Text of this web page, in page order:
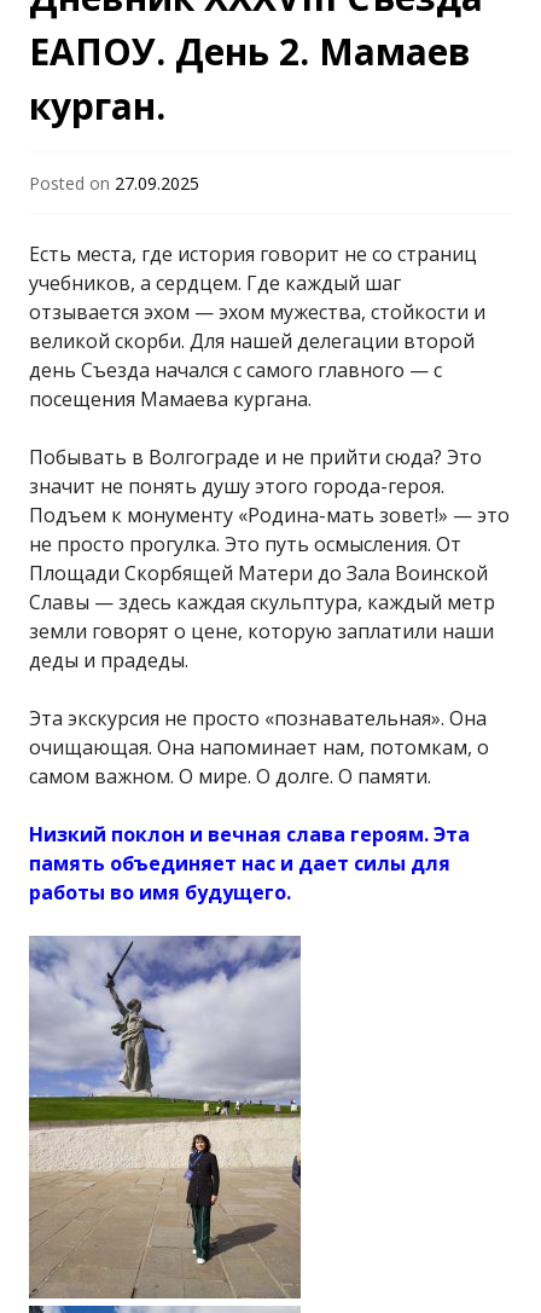
"Гродненский
государственный
университет имени
Янки Купалы"
ЕАПОУ. День 2. Мамаев
курган.
Posted on 27.09.2025
Есть места, где история говорит не со страниц
учебников, а сердцем. Где каждый шаг
отзывается эхом — эхом мужества, стойкости и
великой скорби. Для нашей делегации второй
день Съезда начался с самого главного — с
посещения Мамаева кургана.
Побывать в Волгограде и не прийти сюда? Это
значит не понять душу этого города-героя.
Подъем к монументу «Родина-мать зовет!» — это
не просто прогулка. Это путь осмысления. От
Площади Скорбящей Матери до Зала Воинской
Славы — здесь каждая скульптура, каждый метр
земли говорят о цене, которую заплатили наши
деды и прадеды.
Эта экскурсия не просто «познавательная». Она
очищающая. Она напоминает нам, потомкам, о
самом важном. О мире. О долге. О памяти.
Низкий поклон и вечная слава героям. Эта
память объединяет нас и дает силы для
работы во имя будущего.